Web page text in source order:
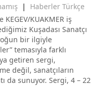
| Haberler Türkçe
KUAKMER iş
Kuşadası Sanatçı
bir ilgiyle
temasıyla farklı
getiren sergi,
değil, sanatçıların
da sunuyor. Sergi, 4 – 22